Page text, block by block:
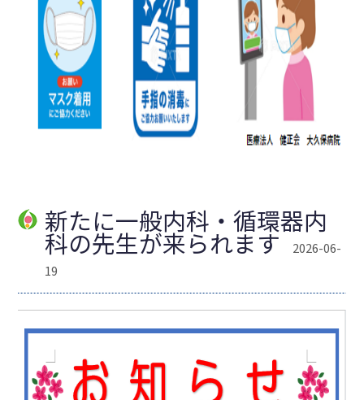
新たに一般内科・循環器内
科の先生が来られます
2026-06-
19